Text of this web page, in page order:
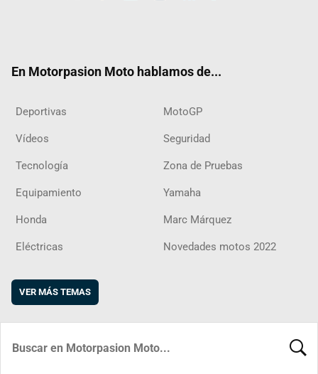
En Motorpasion Moto hablamos de...
Deportivas MotoGP
Vídeos Seguridad
Tecnología Zona de Pruebas
Equipamiento Yamaha
Honda Marc Márquez
Eléctricas Novedades motos 2022
VER MÁS TEMAS